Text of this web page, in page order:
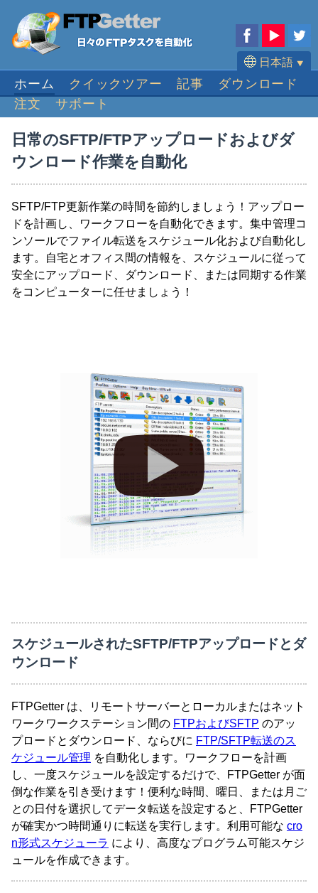
日本語 ⯆
English
Español
ホーム クイックツアー 記事
ダウンロード
注文
サポート
日常のSFTP/FTPアップロードおよびダ
ウンロード作業を自動化
SFTP/FTP更新作業の時間を節約しましょう！アップロー
ドを計画し、ワークフローを自動化できます。集中管理コ
ンソールでファイル転送をスケジュール化および自動化し
ます。自宅とオフィス間の情報を、スケジュールに従って
安全にアップロード、ダウンロード、または同期する作業
をコンピューターに任せましょう！
スケジュールされたSFTP/FTPアップロードとダ
ウンロード
FTPGetter は、リモートサーバーとローカルまたはネット
ワークワークステーション間の FTPおよびSFTP のアッ
プロードとダウンロード、ならびに FTP/SFTP転送のス
ケジュール管理 を自動化します。ワークフローを計画
し、一度スケジュールを設定するだけで、FTPGetter が面
倒な作業を引き受けます！便利な時間、曜日、または月ご
との日付を選択してデータ転送を設定すると、FTPGetter
が確実かつ時間通りに転送を実行します。利用可能な cro
n形式スケジューラ により、高度なプログラム可能スケジ
ュールを作成できます。